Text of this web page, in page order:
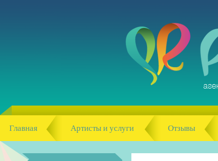
Главная Артисты и услуги Отзывы